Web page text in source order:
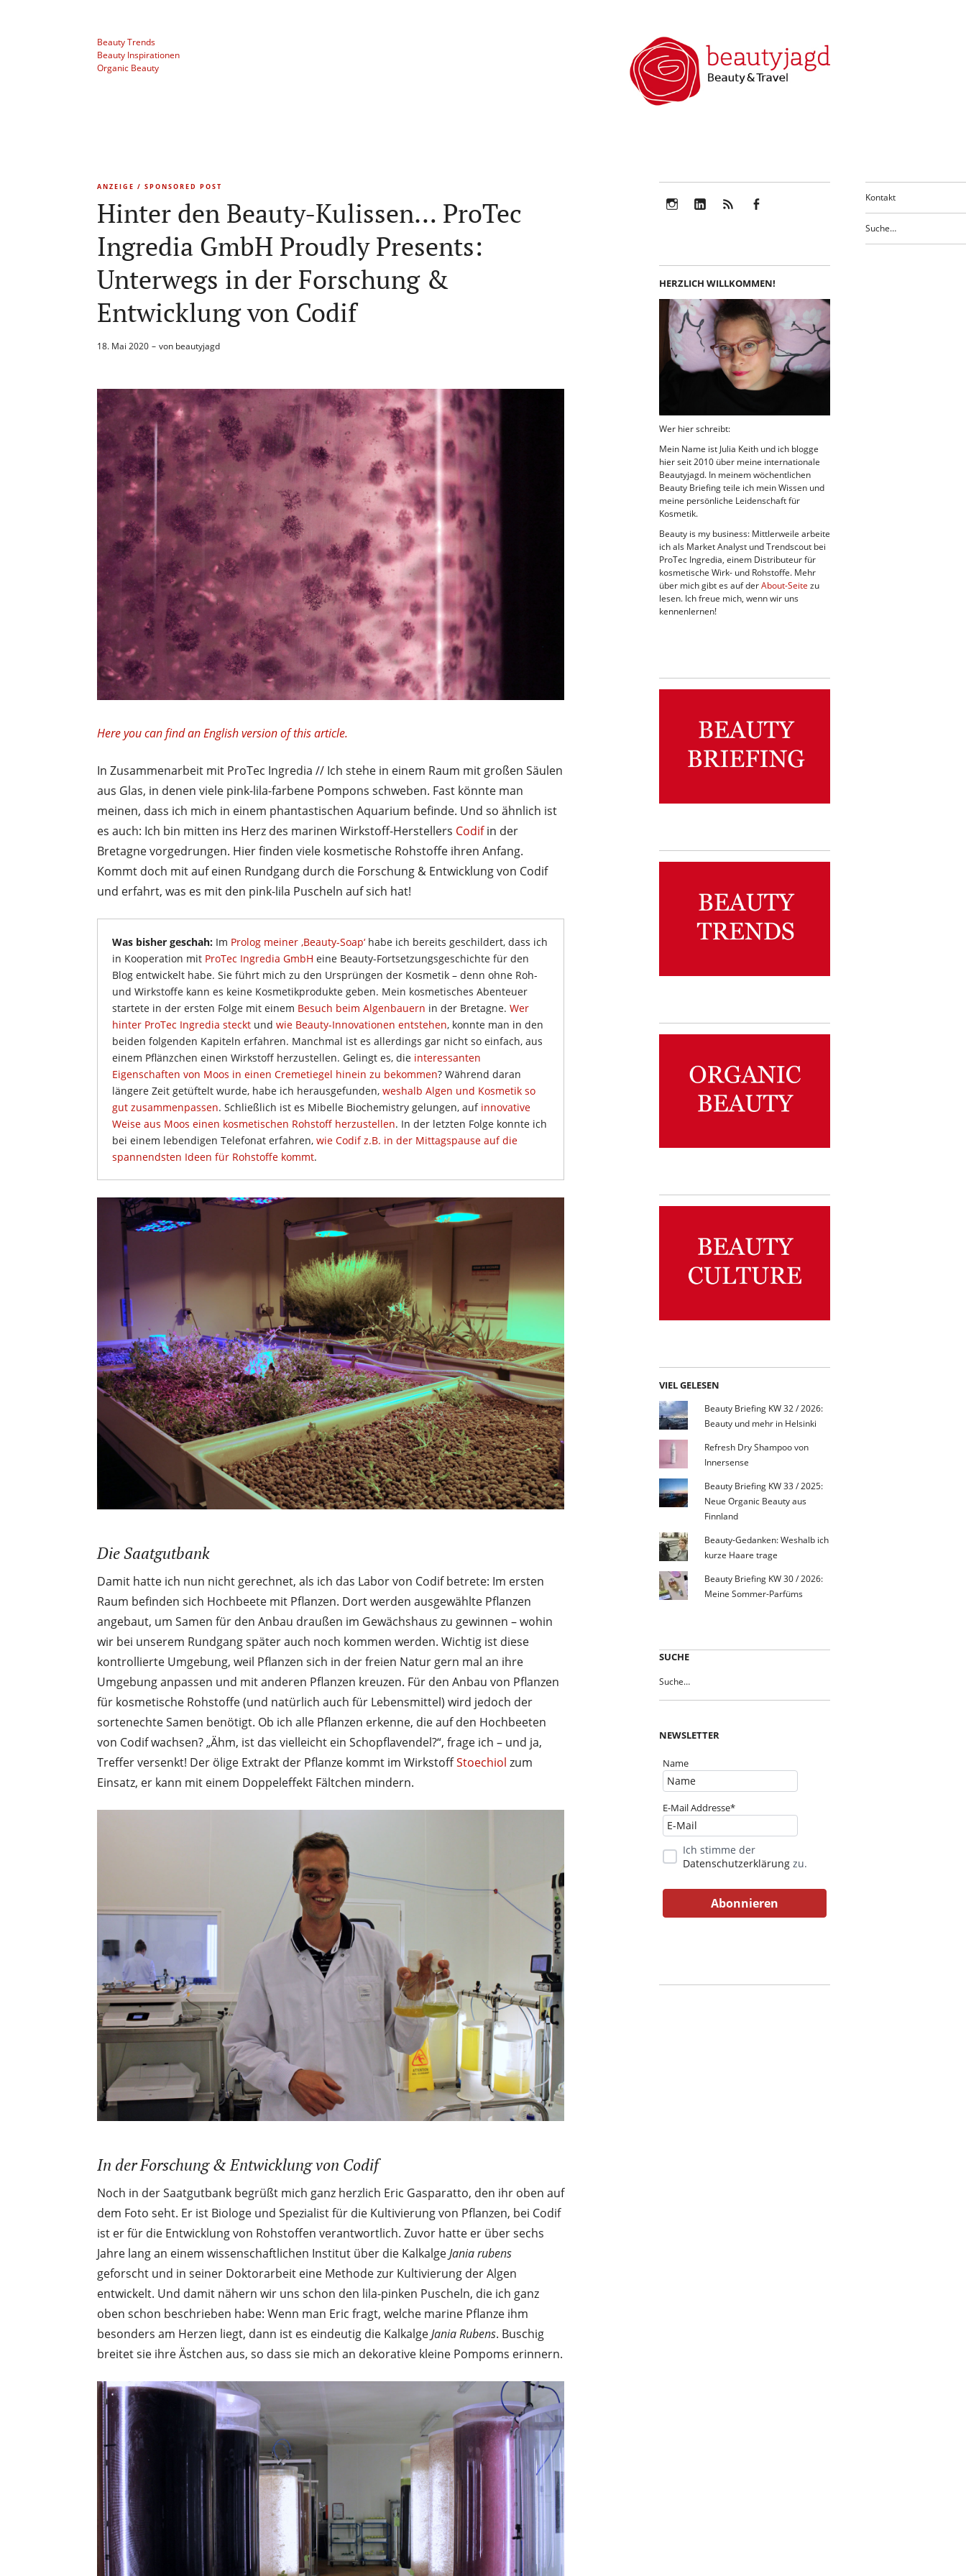
Kontakt
Beauty Trends
Beauty Inspirationen
Organic Beauty
ANZEIGE / SPONSORED POST
Hinter den Beauty-Kulissen… ProTec
Ingredia GmbH Proudly Presents:
Unterwegs in der Forschung &
Entwicklung von Codif
18. Mai 2020 von beautyjagd
Here you can find an English version of this article.
In Zusammenarbeit mit ProTec Ingredia // Ich stehe in einem Raum mit großen Säulen
aus Glas, in denen viele pink-lila-farbene Pompons schweben. Fast könnte man
meinen, dass ich mich in einem phantastischen Aquarium befinde. Und so ähnlich ist
es auch: Ich bin mitten ins Herz des marinen Wirkstoff-Herstellers Codifin der
Bretagne vorgedrungen. Hier finden viele kosmetische Rohstoffe ihren Anfang.
Kommt doch mit auf einen Rundgang durch die Forschung & Entwicklung von Codif
und erfahrt, was es mit den pink-lila Puscheln auf sich hat!
Was bisher geschah: Im Prolog meiner ‚Beauty-Soap‘habe ich bereits geschildert, dass ich
in Kooperation mit ProTec Ingredia GmbH eine Beauty-Fortsetzungsgeschichte für den
Blog entwickelt habe. Sie führt mich zu den Ursprüngen der Kosmetik – denn ohne Roh-
und Wirkstoffe kann es keine Kosmetikprodukte geben. Mein kosmetisches Abenteuer
startete in der ersten Folge mit einem Besuch beim Algenbauern in der Bretagne. Wer
hinter ProTec Ingredia steckt und wie Beauty-Innovationen entstehen, konnte man in den
beiden folgenden Kapiteln erfahren. Manchmal ist es allerdings gar nicht so einfach, aus
einem Pflänzchen einen Wirkstoff herzustellen. Gelingt es, die interessanten
Eigenschaften von Moos in einen Cremetiegel hinein zu bekommen? Während daran
längere Zeit getüftelt wurde, habe ich herausgefunden, weshalb Algen und Kosmetik so
gut zusammenpassen. Schließlich ist es Mibelle Biochemistry gelungen, auf innovative
Weise aus Moos einen kosmetischen Rohstoff herzustellen. In der letzten Folge konnte ich
bei einem lebendigen Telefonat erfahren, wie Codif z.B. in der Mittagspause auf die
spannendsten Ideen für Rohstoffe kommt.
Die Saatgutbank
Damit hatte ich nun nicht gerechnet, als ich das Labor von Codif betrete: Im ersten
Raum befinden sich Hochbeete mit Pflanzen. Dort werden ausgewählte Pflanzen
angebaut, um Samen für den Anbau draußen im Gewächshaus zu gewinnen – wohin
wir bei unserem Rundgang später auch noch kommen werden. Wichtig ist diese
kontrollierte Umgebung, weil Pflanzen sich in der freien Natur gern mal an ihre
Umgebung anpassen und mit anderen Pflanzen kreuzen. Für den Anbau von Pflanzen
für kosmetische Rohstoffe (und natürlich auch für Lebensmittel) wird jedoch der
sortenechte Samen benötigt. Ob ich alle Pflanzen erkenne, die auf den Hochbeeten
von Codif wachsen? „Ähm, ist das vielleicht ein Schopflavendel?“, frage ich – und ja,
Treffer versenkt! Der ölige Extrakt der Pflanze kommt im WirkstoffStoechiol zum
Einsatz, er kann mit einem Doppeleffekt Fältchen mindern.
In der Forschung & Entwicklung von Codif
Noch in der Saatgutbank begrüßt mich ganz herzlich Eric Gasparatto, den ihr oben auf
dem Foto seht. Er ist Biologe und Spezialist für die Kultivierung von Pflanzen, bei Codif
ist er für die Entwicklung von Rohstoffen verantwortlich. Zuvor hatte er über sechs
Jahre lang an einem wissenschaftlichen Institut über die KalkalgeJania rubens
geforscht und in seiner Doktorarbeit eine Methode zur Kultivierung der Algen
entwickelt. Und damit nähern wir uns schon den lila-pinken Puscheln, die ich ganz
oben schon beschrieben habe: Wenn man Eric fragt, welche marine Pflanze ihm
besonders am Herzen liegt, dann ist es eindeutig die KalkalgeJania Rubens. Buschig
breitet sie ihre Ästchen aus, so dass sie mich an dekorative kleine Pompoms erinnern.
HERZLICH WILLKOMMEN!
Wer hier schreibt:
Mein Name ist Julia Keith und ich blogge
hier seit 2010 über meine internationale
Beautyjagd. In meinem wöchentlichen
Beauty Briefing teile ich mein Wissen und
meine persönliche Leidenschaft für
Kosmetik.
Beauty is my business: Mittlerweile arbeite
ich als Market Analyst und Trendscout bei
ProTec Ingredia, einem Distributeur für
kosmetische Wirk- und Rohstoffe. Mehr
über mich gibt es auf derAbout-Seite zu
lesen. Ich freue mich, wenn wir uns
kennenlernen!
VIEL GELESEN
Beauty Briefing KW 32 / 2026:
Beauty und mehr in Helsinki
Refresh Dry Shampoo von
Innersense
Beauty Briefing KW 33 / 2025:
Neue Organic Beauty aus
Finnland
Beauty-Gedanken: Weshalb ich
kurze Haare trage
Beauty Briefing KW 30 / 2026:
Meine Sommer-Parfüms
SUCHE
NEWSLETTER
Name
E-Mail Addresse*
Ich stimme der
Datenschutzerklärung zu.